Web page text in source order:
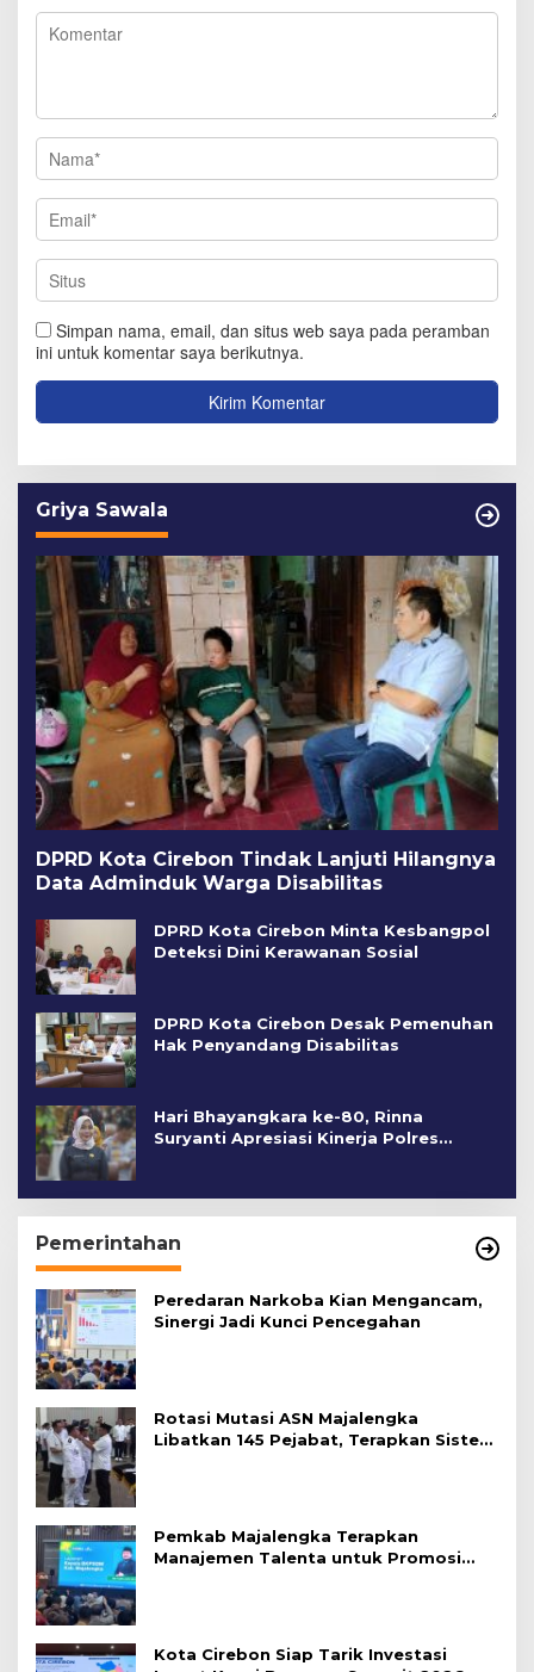
Simpan nama, email, dan situs web saya pada peramban
ini untuk komentar saya berikutnya.
Griya Sawala
DPRD Kota Cirebon Tindak Lanjuti Hilangnya
Data Adminduk Warga Disabilitas
DPRD Kota Cirebon Minta Kesbangpol
Deteksi Dini Kerawanan Sosial
DPRD Kota Cirebon Desak Pemenuhan
Hak Penyandang Disabilitas
Hari Bhayangkara ke-80, Rinna
Suryanti Apresiasi Kinerja Polres
Pemerintahan
Peredaran Narkoba Kian Mengancam,
Sinergi Jadi Kunci Pencegahan
Rotasi Mutasi ASN Majalengka
Libatkan 145 Pejabat, Terapkan Sistem
Pemkab Majalengka Terapkan
Manajemen Talenta untuk Promosi
Kota Cirebon Siap Tarik Investasi